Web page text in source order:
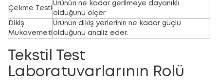
Çekme Testi
Ürünün ne kadar gerilmeye dayanıklı
olduğunu ölçer.
Dikiş
Mukavemeti
Ürünün dikiş yerlerinin ne kadar güçlü
olduğunu analiz eder.
Tekstil Test
Laboratuvarlarının Rolü